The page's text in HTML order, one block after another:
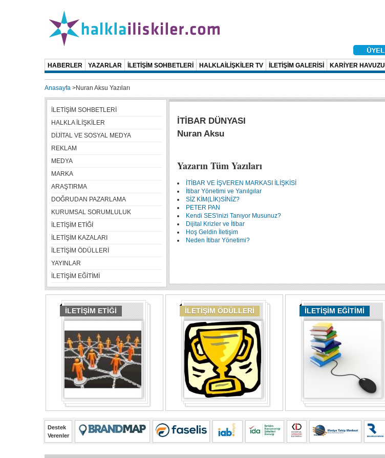
HABERLER YAZARLAR İLETİŞİM SOHBETLERİ HALKLAİLİŞKİLER TV İLETİŞİM GALERİSİ KARİYER HAVUZU
Anasayfa >Nuran Aksu Yazıları
İTİBAR DÜNYASI
Nuran Aksu
Yazarın Tüm Yazıları
İTİBAR VE İŞVEREN MARKASI İLİŞKİSİ
İtibar Yönetimi ve Yanılgılar
SİZ KİM(LİK)SİNİZ?
PETER PAN
Kendi SES'inizi Tanıyor Musunuz?
Dijital Krizler ve İtibar
Hoş Geldin İletişim
Neden İtibar Yönetimi?
İLETİŞİM SOHBETLERİ
HALKLA İLİŞKİLER
DİJİTAL VE SOSYAL MEDYA
REKLAM
MEDYA
MARKA
ARAŞTIRMA
DOĞRUDAN PAZARLAMA
KURUMSAL SORUMLULUK
İLETİŞİM ETİĞİ
İLETİŞİM KAZALARI
İLETİŞİM ÖDÜLLERİ
YAYINLAR
İLETİŞİM EĞİTİMİ
İLETİŞİM ETİĞİ İLETİŞİM ÖDÜLLERİ İLETİŞİM EĞİTİMİ
Destek
Verenler